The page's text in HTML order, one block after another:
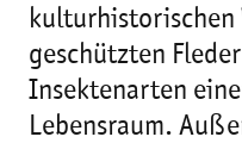
kulturhistorischen
geschützten
Insektenarten
Lebensraum.